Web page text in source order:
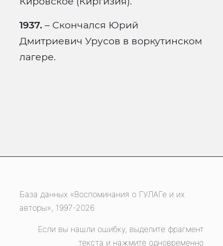
1937. – Скончался Юрий
Дмитриевич Урусов в воркутинском
лагере.
База данных «Воспоминания о ГУЛАГе и их
авторы», 1997-2026
Если вы нашли ошибку, выделите фрагмент
текста и нажмите одновременно